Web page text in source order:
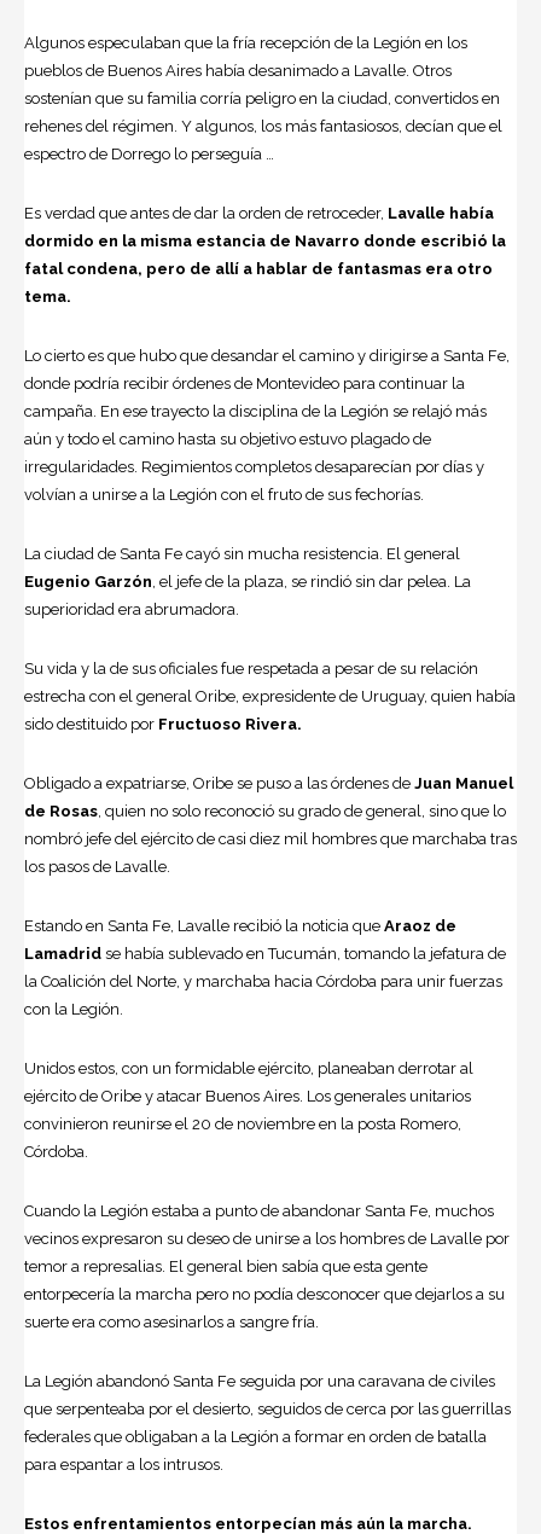
Algunos especulaban que la fría recepción de la Legión en los
pueblos de Buenos Aires había desanimado a Lavalle. Otros
sostenían que su familia corría peligro en la ciudad, convertidos en
rehenes del régimen. Y algunos, los más fantasiosos, decían que el
espectro de Dorrego lo perseguía …
Es verdad que antes de dar la orden de retroceder, Lavalle había
dormido en la misma estancia de Navarro donde escribió la
fatal condena, pero de allí a hablar de fantasmas era otro
tema.
Lo cierto es que hubo que desandar el camino y dirigirse a Santa Fe,
donde podría recibir órdenes de Montevideo para continuar la
campaña. En ese trayecto la disciplina de la Legión se relajó más
aún y todo el camino hasta su objetivo estuvo plagado de
irregularidades. Regimientos completos desaparecían por días y
volvían a unirse a la Legión con el fruto de sus fechorías.
La ciudad de Santa Fe cayó sin mucha resistencia. El general
Eugenio Garzón , el jefe de la plaza, se rindió sin dar pelea. La
superioridad era abrumadora.
Su vida y la de sus oficiales fue respetada a pesar de su relación
estrecha con el general Oribe, expresidente de Uruguay, quien había
sido destituido por Fructuoso Rivera.
Obligado a expatriarse, Oribe se puso a las órdenes de Juan Manuel
de Rosas , quien no solo reconoció su grado de general, sino que lo
nombró jefe del ejército de casi diez mil hombres que marchaba tras
los pasos de Lavalle.
Estando en Santa Fe, Lavalle recibió la noticia que Araoz de
Lamadrid se había sublevado en Tucumán, tomando la jefatura de
la Coalición del Norte, y marchaba hacia Córdoba para unir fuerzas
con la Legión.
Unidos estos, con un formidable ejército, planeaban derrotar al
ejército de Oribe y atacar Buenos Aires. Los generales unitarios
convinieron reunirse el 20 de noviembre en la posta Romero,
Córdoba.
Cuando la Legión estaba a punto de abandonar Santa Fe, muchos
vecinos expresaron su deseo de unirse a los hombres de Lavalle por
temor a represalias. El general bien sabía que esta gente
entorpecería la marcha pero no podía desconocer que dejarlos a su
suerte era como asesinarlos a sangre fría.
La Legión abandonó Santa Fe seguida por una caravana de civiles
que serpenteaba por el desierto, seguidos de cerca por las guerrillas
federales que obligaban a la Legión a formar en orden de batalla
para espantar a los intrusos.
Estos enfrentamientos entorpecían más aún la marcha.